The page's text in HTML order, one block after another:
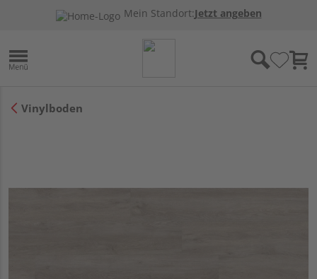
Mein Standort:Jetzt angeben
Vinylboden